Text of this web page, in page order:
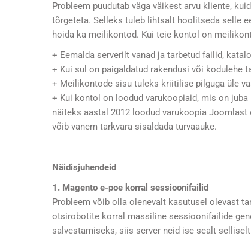
Probleem puudutab väga väikest arvu kliente,
tõrgeteta. Selleks tuleb lihtsalt hoolitseda selle
hoida ka meilikontod. Kui teie kontol on
+ Eemalda serverilt vanad ja tarbetud failid,
+ Kui sul on paigaldatud rakendusi või kodulehe
+ Meilikontode sisu tuleks kriitilise pilguga üle
+ Kui kontol on loodud varukoopiaid, mis on
näiteks aastal 2012 loodud varukoopia
võib vanem tarkvara sisaldada turvaauke.
Näidisjuhendeid
1. Magento e-poe korral sessioonifailid
Probleem võib olla olenevalt kasutusel olevast
otsirobotite korral massiline sessioonifailide
salvestamiseks, siis server neid ise sealt